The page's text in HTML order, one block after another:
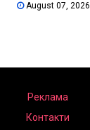
August 07, 2026
Реклама
Контакти